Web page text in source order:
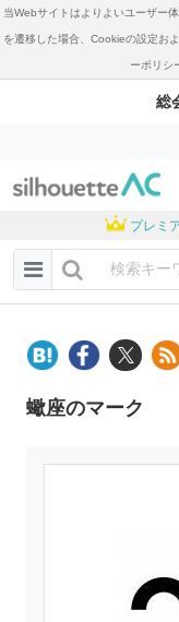
当Webサイトはよりよいユーザー
を遷移した場合、Cookieの設定お
ーポリシ
総
プレミ
蠍座のマーク